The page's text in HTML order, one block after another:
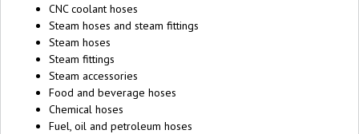
CNC coolant hoses
Steam hoses and steam fittings
Steam hoses
Steam fittings
Steam accessories
Food and beverage hoses
Chemical hoses
Fuel, oil and petroleum hoses